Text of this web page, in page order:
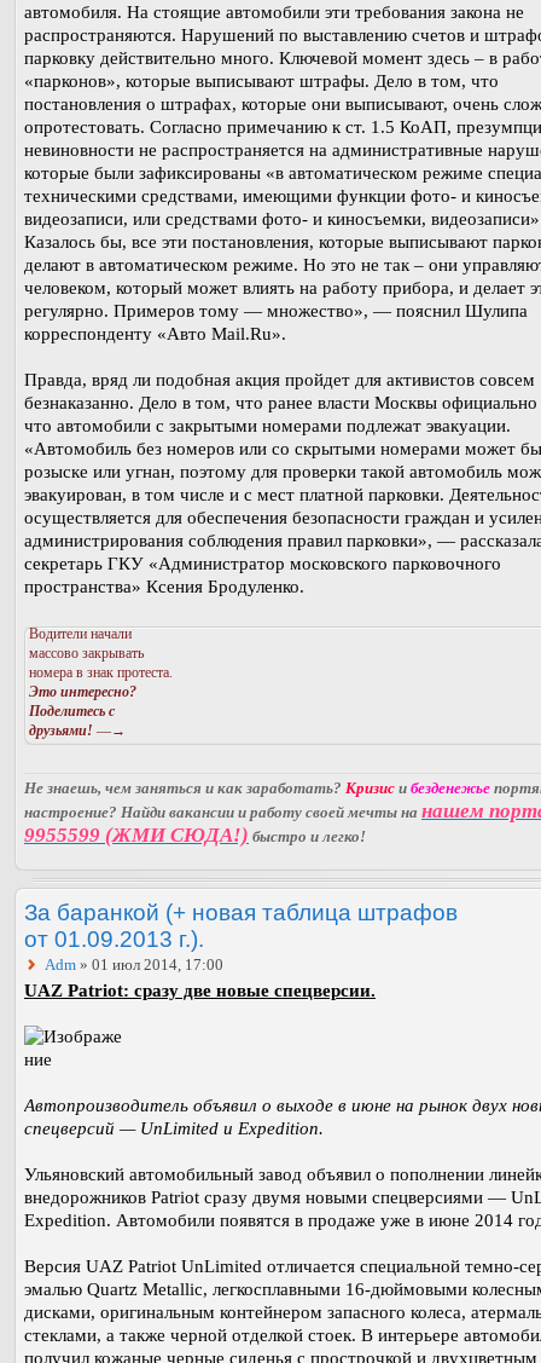
автомобиля. На стоящие автомобили эти требования закона не
распространяются. Нарушений по выставлению счетов и
парковку действительно много. Ключевой момент здесь – в
«парконов», которые выписывают штрафы. Дело в том, что
постановления о штрафах, которые они выписывают, очень
опротестовать. Согласно примечанию к ст. 1.5 КоАП,
невиновности не распространяется на административные
которые были зафиксированы «в автоматическом режиме
техническими средствами, имеющими функции фото- и
видеозаписи, или средствами фото- и киносъемки,
Казалось бы, все эти постановления, которые выписывают
делают в автоматическом режиме. Но это не так – они
человеком, который может влиять на работу прибора, и делает
регулярно. Примеров тому — множество», — пояснил Шулипа
корреспонденту «Авто Mail.Ru».
Правда, вряд ли подобная акция пройдет для активистов совсем
безнаказанно. Дело в том, что ранее власти Москвы официально
что автомобили с закрытыми номерами подлежат эвакуации.
«Автомобиль без номеров или со скрытыми номерами может
розыске или угнан, поэтому для проверки такой автомобиль
эвакуирован, в том числе и с мест платной парковки.
осуществляется для обеспечения безопасности граждан и
администрирования соблюдения правил парковки», —
секретарь ГКУ «Администратор московского парковочного
пространства» Ксения Бродуленко.
Водители начали
массово закрывать
номера в знак протеста.
Это интересно?
Поделитесь с
друзьями! —→
Не знаешь, чем заняться и как заработать? Кризис и безденежье
настроение? Найди вакансии и работу своей мечты на нашем
9955599 (ЖМИ СЮДА!) быстро и легко!
За баранкой (+ новая таблица штрафов
от 01.09.2013 г.).
Adm » 01 июл 2014, 17:00
UAZ Patriot: сразу две новые спецверсии.
Автопроизводитель объявил о выходе в июне на рынок двух
спецверсий — UnLimited и Expedition.
Ульяновский автомобильный завод объявил о пополнении
внедорожников Patriot сразу двумя новыми спецверсиями —
Expedition. Автомобили появятся в продаже уже в июне 2014
Версия UAZ Patriot UnLimited отличается специальной темно-
эмалью Quartz Metallic, легкосплавными 16-дюймовыми
дисками, оригинальным контейнером запасного колеса,
стеклами, а также черной отделкой стоек. В интерьере
получил кожаные черные сиденья с прострочкой и двухцветным